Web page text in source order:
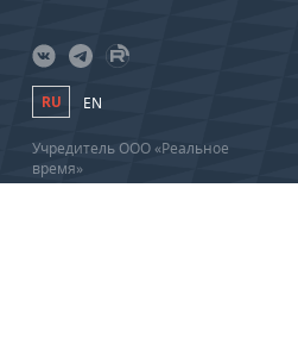
RU EN
Учредитель ООО «Реальное
время»
Главный редактор Саушина А.А.